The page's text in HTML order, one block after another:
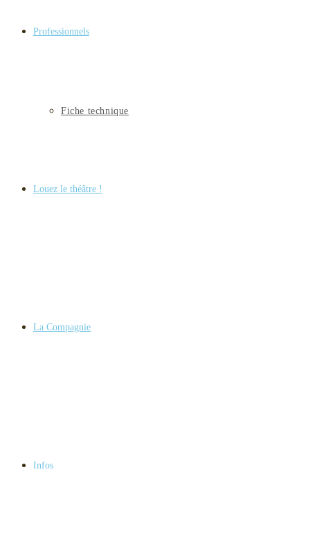
Professionnels
Fiche technique
Louez le théâtre !
La Compagnie
Infos